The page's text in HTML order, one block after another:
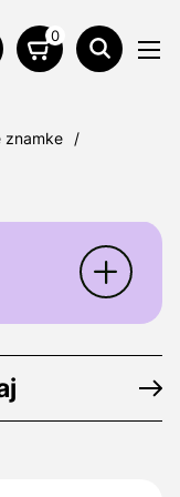
0
znamke
/